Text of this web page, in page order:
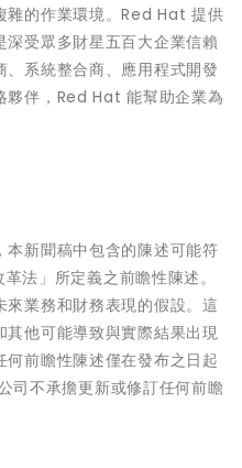
雜的作業環境。Red Hat 提供
受眾多財星五百大企業信賴
系統整合商、應用程式開發
夥伴，Red Hat 能幫助企業為
新聞稿中包含的陳述可能符
法」所定義之前瞻性陳述。
業務和財務表現的假設。這
他可能導致與實際結果出現
前瞻性陳述僅在發布之日起
司不承擔更新或修訂任何前瞻